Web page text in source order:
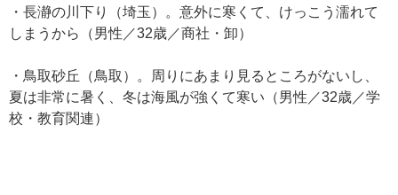
・長瀞の川下り（埼玉）。意外に寒くて、けっこう濡れて
しまうから（男性／32歳／商社・卸）
・鳥取砂丘（鳥取）。周りにあまり見るところがないし、
夏は非常に暑く、冬は海風が強くて寒い（男性／32歳／学
校・教育関連）